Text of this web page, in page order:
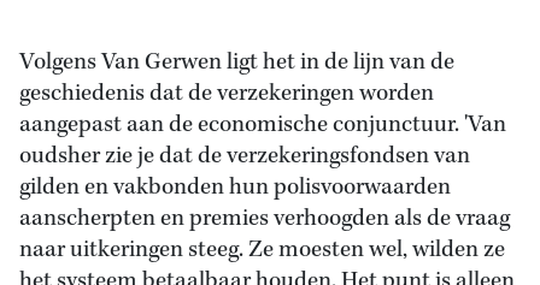
Volgens Van Gerwen ligt het in de lijn van de
geschiedenis dat de verzekeringen worden
aangepast aan de economische conjunctuur. 'Van
oudsher zie je dat de verzekeringsfondsen van
gilden en vakbonden hun polisvoorwaarden
aanscherpten en premies verhoogden als de vraag
naar uitkeringen steeg. Ze moesten wel, wilden ze